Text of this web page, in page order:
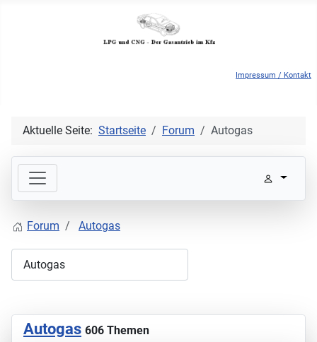
Impressum / Kontakt
Aktuelle Seite: Startseite Forum Autogas
Forum Autogas
Autogas 606 Themen